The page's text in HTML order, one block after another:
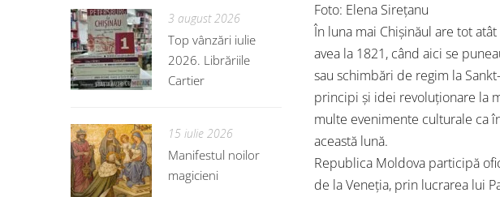
Foto: Elena Sirețanu
În luna mai Chișinăul are tot
avea la 1821, când aici se
sau schimbări de regim la
principi și idei revoluționare la
multe evenimente culturale ca
această lună.
Republica Moldova participă
de la Veneția, prin lucrarea lui
3 august 2026
Top vânzări iulie
2026. Librăriile
Cartier
15 iulie 2026
Manifestul noilor
magicieni